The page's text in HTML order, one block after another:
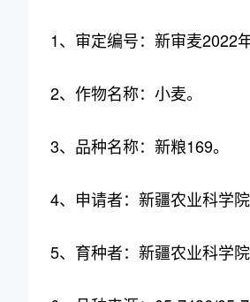
1、审定编号：新审麦2022
2、作物名称：小麦。
3、品种名称：新粮169。
4、申请者：新疆农业科学
5、育种者：新疆农业科学